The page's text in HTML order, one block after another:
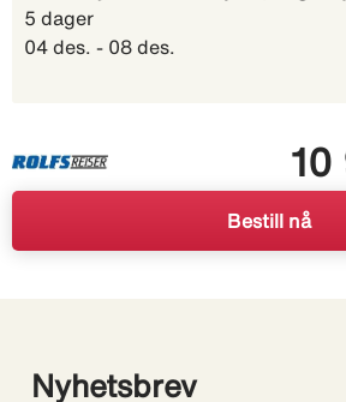
5 dager
04 des. - 08 des.
10
Bestill nå
Nyhetsbrev